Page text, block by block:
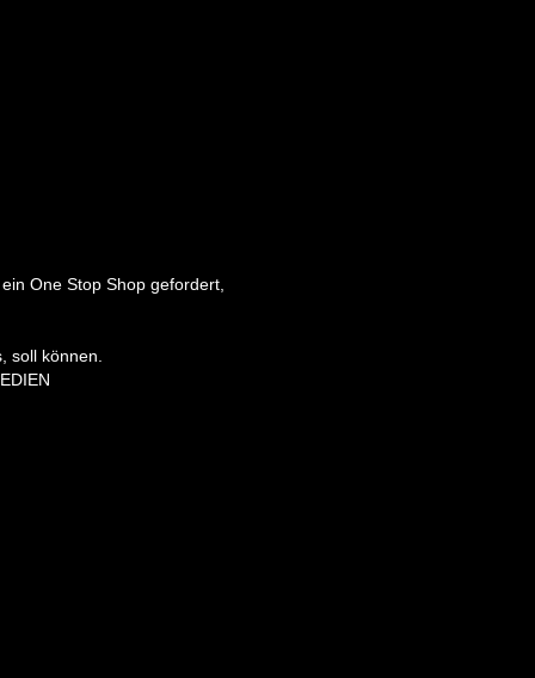
One Stop Shop gefordert,
soll können.